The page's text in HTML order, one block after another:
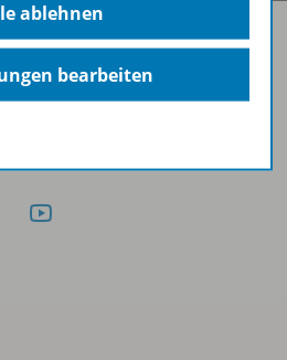
Media
ablehnen
bearbeiten